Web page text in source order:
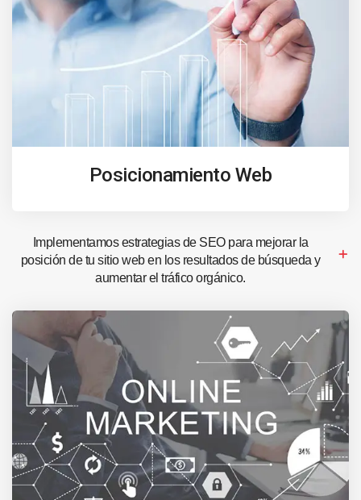
Posicionamiento Web
Implementamos estrategias de SEO para mejorar la
posición de tu sitio web en los resultados de búsqueda y
aumentar el tráfico orgánico.